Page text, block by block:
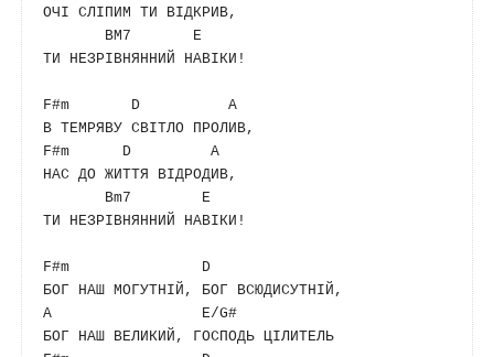
ОЧІ СЛІПИМ ТИ ВІДКРИВ,
BM7
E
ТИ НЕЗРІВНЯННИЙ НАВІКИ!
F#m D
A
F#m
D
A
НАС ДО ЖИТТЯ ВІДРОДИВ,
Bm7
E
ТИ НЕЗРІВНЯННИЙ НАВІКИ!
F#m
D
A
E/G#
БОГ НАШ ВЕЛИКИЙ, ГОСПОДЬ ЦІЛИТЕЛЬ